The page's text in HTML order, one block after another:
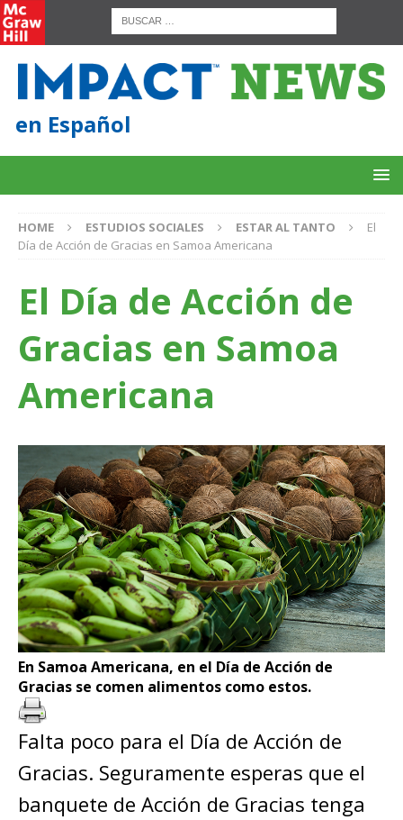
en Español
HOME ESTUDIOS SOCIALES ESTAR AL TANTO
El
Día de Acción de Gracias en Samoa Americana
El Día de Acción de
Gracias en Samoa
Americana
En Samoa Americana, en el Día de Acción de
Gracias se comen alimentos como estos.
Falta poco para el Día de Acción de
Gracias. Seguramente esperas que el
banquete de Acción de Gracias tenga